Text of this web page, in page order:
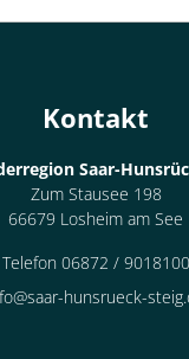
Kontakt
Saar-
Zum Stausee 198
66679 Losheim am See
Telefon 06872 / 9018100
hunsrueck-